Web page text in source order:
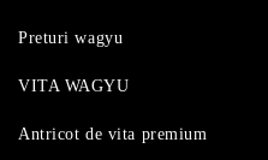
Preturi wagyu
VITA WAGYU
Antricot de vita premium